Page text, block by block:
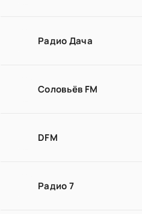
Радио Дача
Соловьёв FM
DFM
Радио 7